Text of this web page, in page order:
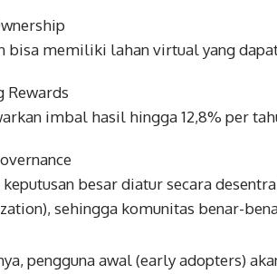
bisa memiliki lahan virtual yang
Rewards
imbal hasil hingga 12,8% per
keputusan besar diatur secara
sehingga komunitas benar-
pengguna awal (early adopters)